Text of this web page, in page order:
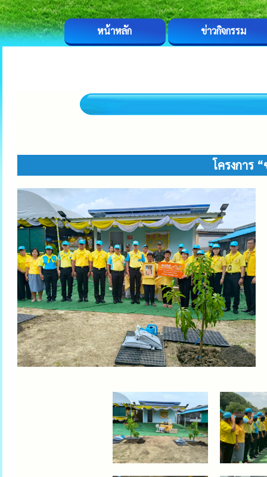
หน้าหลัก ข่าวกิจกรรม
โครงการ